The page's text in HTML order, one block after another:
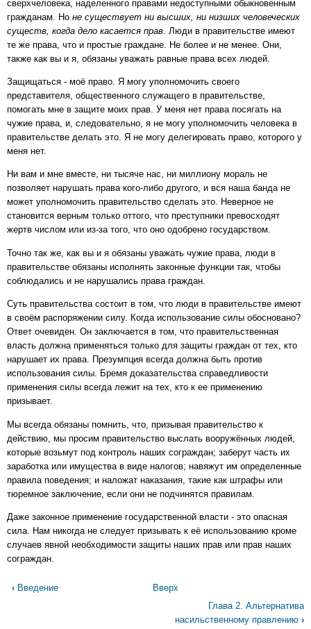
сверхчеловека, наделенного правами недоступными обыкновенным
гражданам. Но не существует ни высших, ни низших человеческих
существ, когда дело касается прав . Люди в правительстве имеют
те же права, что и простые граждане. Не более и не менее. Они,
также как вы и я, обязаны уважать равные права всех людей.
Защищаться - моё право. Я могу уполномочить своего
представителя, общественного служащего в правительстве,
помогать мне в защите моих прав. У меня нет права посягать на
чужие права, и, следовательно, я не могу уполномочить человека в
правительстве делать это. Я не могу делегировать право, которого у
меня нет.
Ни вам и мне вместе, ни тысяче нас, ни миллиону мораль не
позволяет нарушать права кого-либо другого, и вся наша банда не
может уполномочить правительство сделать это. Неверное не
становится верным только оттого, что преступники превосходят
жертв числом или из-за того, что оно одобрено государством.
Точно так же, как вы и я обязаны уважать чужие права, люди в
правительстве обязаны исполнять законные функции так, чтобы
соблюдались и не нарушались права граждан.
Суть правительства состоит в том, что люди в правительстве имеют
в своём распоряжении силу. Когда использование силы обосновано?
Ответ очевиден. Он заключается в том, что правительственная
власть должна применяться только для защиты граждан от тех, кто
нарушает их права. Презумпция всегда должна быть против
использования силы. Бремя доказательства справедливости
применения силы всегда лежит на тех, кто к ее применению
призывает.
Мы всегда обязаны помнить, что, призывая правительство к
действию, мы просим правительство выслать вооружённых людей,
которые возьмут под контроль наших сограждан; заберут часть их
заработка или имущества в виде налогов; навяжут им определенные
правила поведения; и наложат наказания, такие как штрафы или
тюремное заключение, если они не подчинятся правилам.
Даже законное применение государственной власти - это опасная
сила. Нам никогда не следует призывать к её использованию кроме
случаев явной необходимости защиты наших прав или прав наших
сограждан.
Перекрёстные
ссылки
‹Введение
Вверх
Глава 2. Альтернатива
насильственному правлению ›